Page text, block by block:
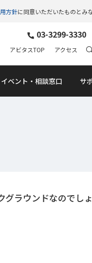
方針に同意いただいたものとみな
03-3299-3330
イベント・相談窓口 サ
アビタスTOP アクセス
グラウンドなのでし